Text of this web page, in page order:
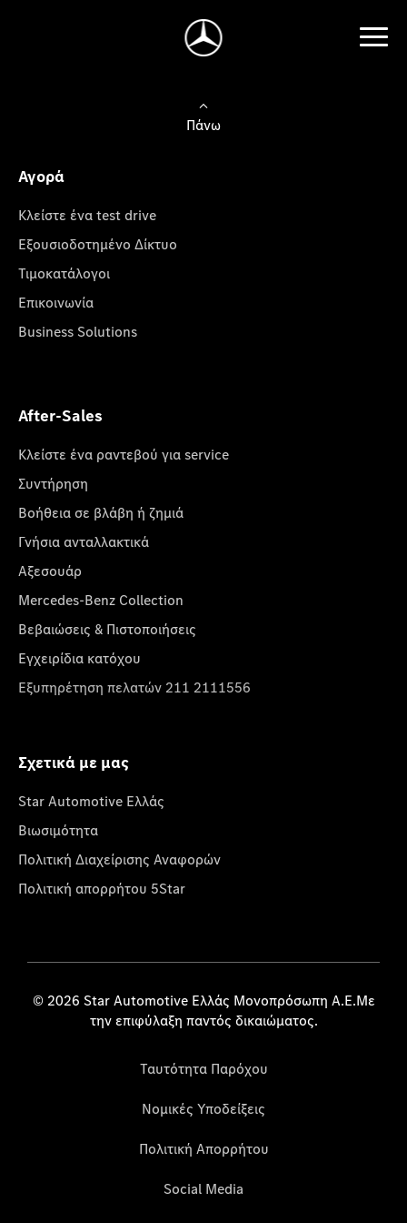
Πάνω
Αγορά
Κλείστε ένα test drive
Εξουσιοδοτημένο Δίκτυο
Τιμοκατάλογοι
Επικοινωνία
Business Solutions
After-Sales
Κλείστε ένα ραντεβού για service
Συντήρηση
Βοήθεια σε βλάβη ή ζημιά
Γνήσια ανταλλακτικά
Αξεσουάρ
Mercedes-Benz Collection
Βεβαιώσεις & Πιστοποιήσεις
Εγχειρίδια κατόχου
Εξυπηρέτηση πελατών 211 2111556
Σχετικά με μας
Star Automotive Ελλάς
Βιωσιμότητα
Πολιτική Διαχείρισης Αναφορών
Πολιτική απορρήτου 5Star
© 2026 Star Automotive Ελλάς Μονοπρόσωπη Α.Ε.Με
την επιφύλαξη παντός δικαιώματος.
Ταυτότητα Παρόχου
Νομικές Υποδείξεις
Πολιτική Απορρήτου
Social Media